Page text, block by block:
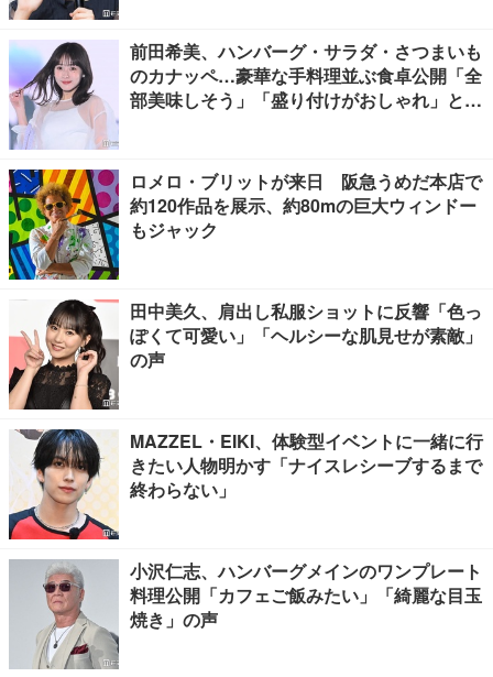
前田希美、ハンバーグ・サラダ・さつまいも
のカナッペ…豪華な手料理並ぶ食卓公開「全
部美味しそう」「盛り付けがおしゃれ」と絶
ロメロ・ブリットが来日 阪急うめだ本店で
約120作品を展示、約80mの巨大ウィンドー
もジャック
田中美久、肩出し私服ショットに反響「色っ
ぽくて可愛い」「ヘルシーな肌見せが素敵」
の声
MAZZEL・EIKI、体験型イベントに一緒に行
きたい人物明かす「ナイスレシーブするまで
終わらない」
小沢仁志、ハンバーグメインのワンプレート
料理公開「カフェご飯みたい」「綺麗な目玉
焼き」の声